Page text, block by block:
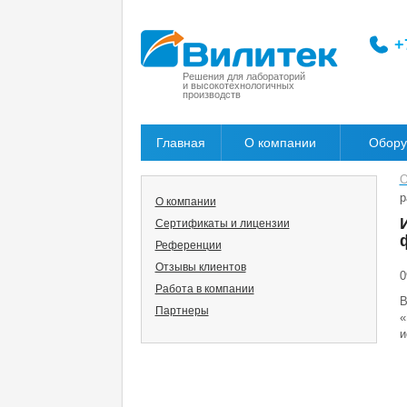
Решения для лабораторий
и высокотехнологичных
производств
Главная О компании
О компании
Сертификаты и лицензии
Референции
Отзывы клиентов
Работа в компании
Партнеры